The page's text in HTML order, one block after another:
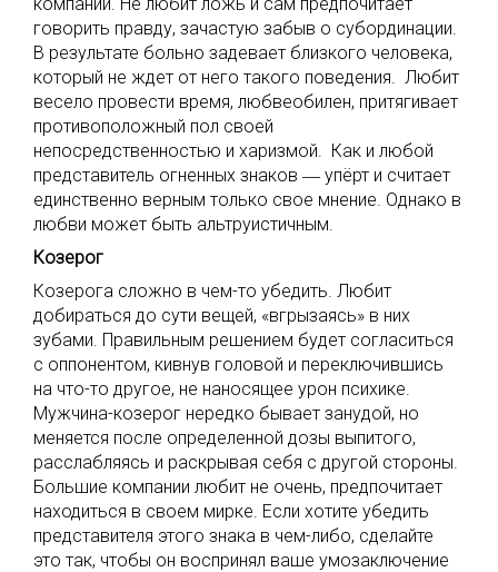
говорить правду, зачастую забыв о субординации.
В результате больно задевает близкого человека,
который не ждет от него такого поведения. Любит
весело провести время, любвеобилен, притягивает
противоположный пол своей
непосредственностью и харизмой. Как и любой
представитель огненных знаков ― упёрт и считает
единственно верным только свое мнение. Однако в
любви может быть альтруистичным.
Козерог
Козерога сложно в чем-то убедить. Любит
добираться до сути вещей, «вгрызаясь» в них
зубами. Правильным решением будет согласиться
с оппонентом, кивнув головой и переключившись
на что-то другое, не наносящее урон психике.
Мужчина-козерог нередко бывает занудой, но
меняется после определенной дозы выпитого,
расслабляясь и раскрывая себя с другой стороны.
Большие компании любит не очень, предпочитает
находиться в своем мирке. Если хотите убедить
представителя этого знака в чем-либо, сделайте
это так, чтобы он воспринял ваше умозаключение